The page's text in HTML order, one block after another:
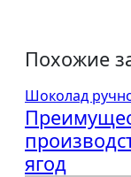
Похожие
Шоколад
ягод